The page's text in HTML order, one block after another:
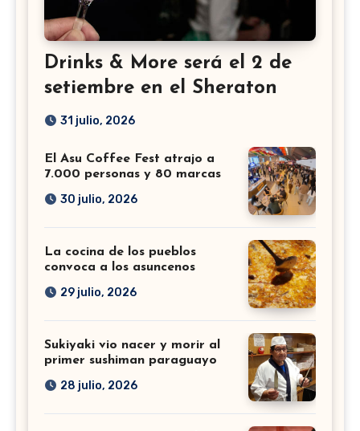
Drinks & More será el 2 de
setiembre en el Sheraton
31 julio, 2026
El Asu Coffee Fest atrajo a
7.000 personas y 80 marcas
30 julio, 2026
La cocina de los pueblos
convoca a los asuncenos
29 julio, 2026
Sukiyaki vio nacer y morir al
primer sushiman paraguayo
28 julio, 2026